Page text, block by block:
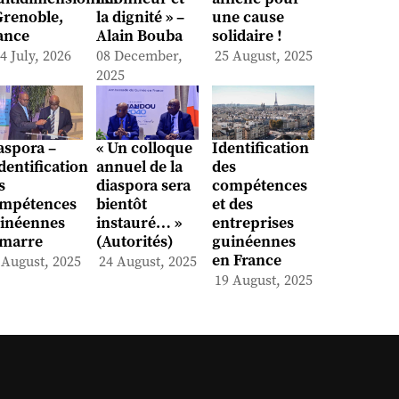
July, 2026
la dignité » –
Alain Bouba
08 December,
2025
une cause
solidaire !
25 August, 2025
–
2025
« Un colloque
annuel de la
diaspora sera
bientôt
instauré… »
(Autorités)
24 August, 2025
Identification
des
compétences
et des
entreprises
guinéennes
en France
19 August, 2025